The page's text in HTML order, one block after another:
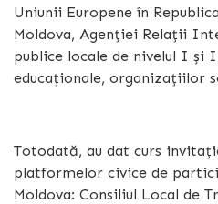
Uniunii Europene în
Moldova, Agenției Relații
publice locale de nivelul I
educaționale, organizațiilor
Totodată, au dat curs
platformelor civice de
Moldova: Consiliul Local de